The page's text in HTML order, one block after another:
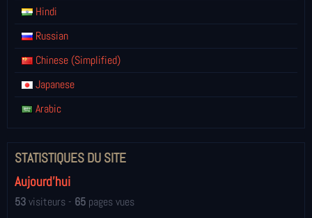
Hindi
Russian
Chinese (Simplified)
Japanese
Arabic
STATISTIQUES DU SITE
Aujourd'hui
53visiteurs - 65 pages vues